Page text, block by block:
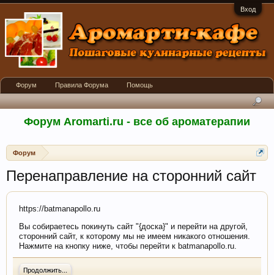
Вход
Форум Aromarti.ru - все об ароматерапии
Форум
Перенаправление на сторонний сайт
https://batmanapollo.ru
Вы собираетесь покинуть сайт "{доска}" и перейти на другой,
сторонний сайт, к которому мы не имеем никакого отношения.
Нажмите на кнопку ниже, чтобы перейти к batmanapollo.ru.
Продолжить...
Форум Правила Форума Помощь